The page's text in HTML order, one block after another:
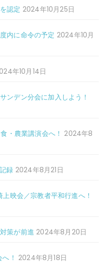
認定 2024年10月25日
内に命令の予定 2024年10月
年10月14日
ンデン分会に加入しよう！
・農業講演会へ！ 2024年8
録 2024年8月21日
映会／宗教者平和行進へ！
策が前進 2024年8月20日
！ 2024年8月18日